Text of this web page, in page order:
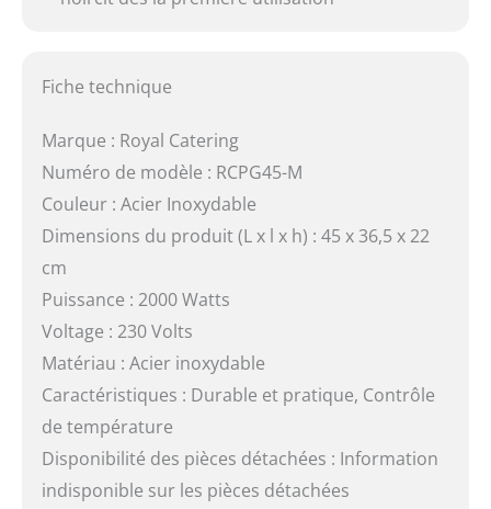
Fiche technique
Marque : Royal Catering
Numéro de modèle : RCPG45-M
Couleur : Acier Inoxydable
Dimensions du produit (L x l x h) : 45 x 36,5 x 22
cm
Puissance : 2000 Watts
Voltage : 230 Volts
Matériau : Acier inoxydable
Caractéristiques : Durable et pratique, Contrôle
de température
Disponibilité des pièces détachées : Information
indisponible sur les pièces détachées